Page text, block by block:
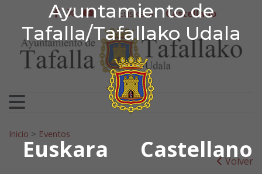
Ayuntamiento de
Tafalla/Tafallako Udala
Euskara Castellano
Ir al contenido
Ayuntamiento de
facebook
twitter
youtube
Euskera Castellano
Search for:
Inicio > Eventos
Volver